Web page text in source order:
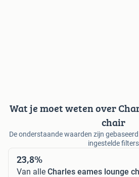
Wat je moet weten over
chair
De onderstaande waarden zijn
ingestelde filters
23,8%
Van alle Charles eames lounge